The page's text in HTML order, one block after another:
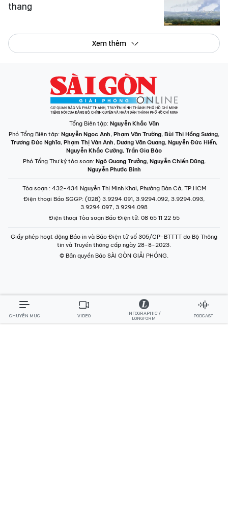
thang
Xem thêm
Tổng Biên tập: Nguyễn Khắc Văn
Phó Tổng Biên tập: Nguyễn Ngọc Anh, Phạm Văn Trường, Bùi Thị Hồng Sương,
Trương Đức Nghĩa, Phạm Thị Vân Anh, Dương Văn Quang, Nguyễn Đức Hiển,
Nguyễn Khắc Cường, Trần Gia Bảo
Phó Tổng Thư ký tòa soạn: Ngô Quang Trưởng, Nguyễn Chiến Dũng,
Nguyễn Phước Bình
Tòa soạn : 432-434 Nguyễn Thị Minh Khai, Phường Bàn Cờ, TP.HCM
Điện thoại Báo SGGP: (028) 3.9294.091, 3.9294.092, 3.9294.093,
3.9294.097, 3.9294.098
Điện thoại Tòa soạn Báo Điện tử: 08 65 11 22 55
Giấy phép hoạt động Báo in và Báo Điện tử số 305/GP-BTTTT do Bộ Thông
tin và Truyền thông cấp ngày 28-8-2023.
© Bản quyền Báo SÀI GÒN GIẢI PHÓNG.
CHUYÊN MỤC VIDEO
INFOGRAPHIC /
LONGFORM
PODCAST